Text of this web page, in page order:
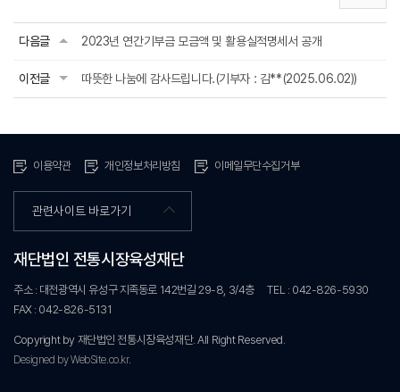
다음글 2023년 연간기부금 모금액 및 활용실적명세서 공개
이전글 따뜻한 나눔에 감사드립니다.(기부자 : 김**(2025.06.02))
이용약관 개인정보처리방침 이메일무단수집거부
관련사이트 바로가기
재단법인 전통시장육성재단
주소 : 대전광역시 유성구 지족동로 142번길 29-8, 3/4층
TEL : 042-826-5930
FAX : 042-826-5131
Copyright by 재단법인 전통시장육성재단. All Right Reserved.
Designed by WebSite.co.kr.